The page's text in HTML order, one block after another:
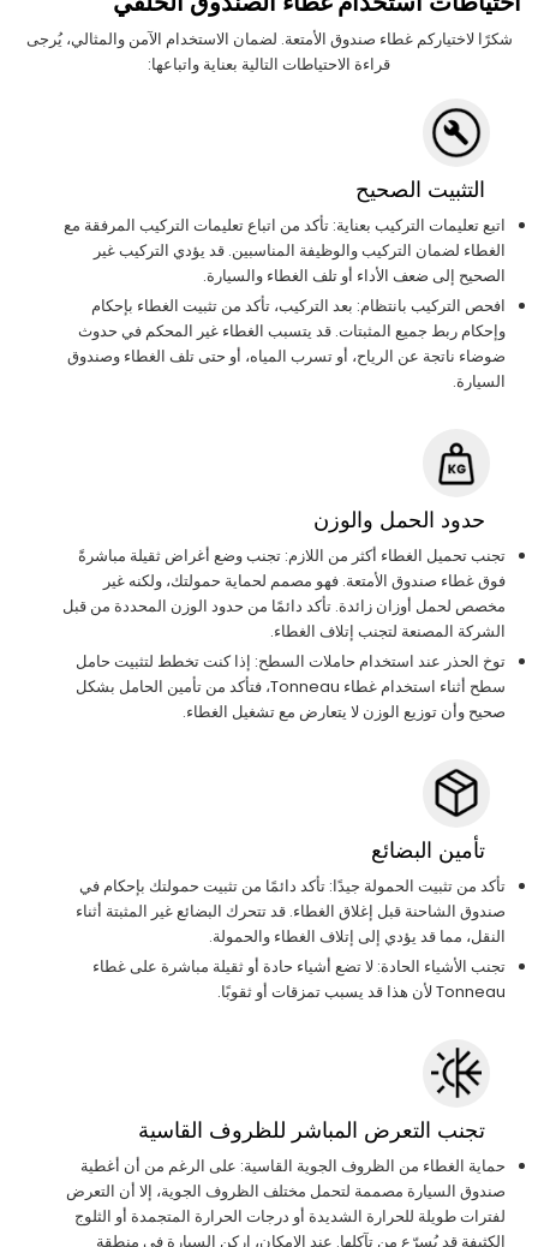
شكرًا لاختياركم غطاء صندوق الأمتعة. لضمان الاستخدام الآمن والمثالي، يُرجى
قراءة الاحتياطات التالية بعناية واتباعها:
التثبيت الصحيح
اتبع تعليمات التركيب بعناية: تأكد من اتباع تعليمات التركيب المرفقة مع
الغطاء لضمان التركيب والوظيفة المناسبين. قد يؤدي التركيب غير
الصحيح إلى ضعف الأداء أو تلف الغطاء والسيارة.
افحص التركيب بانتظام: بعد التركيب، تأكد من تثبيت الغطاء بإحكام
وإحكام ربط جميع المثبتات. قد يتسبب الغطاء غير المحكم في حدوث
ضوضاء ناتجة عن الرياح، أو تسرب المياه، أو حتى تلف الغطاء وصندوق
السيارة.
حدود الحمل والوزن
تجنب تحميل الغطاء أكثر من اللازم: تجنب وضع أغراض ثقيلة مباشرةً
فوق غطاء صندوق الأمتعة. فهو مصمم لحماية حمولتك، ولكنه غير
مخصص لحمل أوزان زائدة. تأكد دائمًا من حدود الوزن المحددة من قبل
الشركة المصنعة لتجنب إتلاف الغطاء.
توخ الحذر عند استخدام حاملات السطح: إذا كنت تخطط لتثبيت حامل
سطح أثناء استخدام غطاء Tonneau، فتأكد من تأمين الحامل بشكل
صحيح وأن توزيع الوزن لا يتعارض مع تشغيل الغطاء.
تأمين البضائع
تأكد من تثبيت الحمولة جيدًا: تأكد دائمًا من تثبيت حمولتك بإحكام في
صندوق الشاحنة قبل إغلاق الغطاء. قد تتحرك البضائع غير المثبتة أثناء
النقل، مما قد يؤدي إلى إتلاف الغطاء والحمولة.
تجنب الأشياء الحادة: لا تضع أشياء حادة أو ثقيلة مباشرة على غطاء
Tonneau لأن هذا قد يسبب تمزقات أو ثقوبًا.
تجنب التعرض المباشر للظروف القاسية
حماية الغطاء من الظروف الجوية القاسية: على الرغم من أن أغطية
صندوق السيارة مصممة لتحمل مختلف الظروف الجوية، إلا أن التعرض
لفترات طويلة للحرارة الشديدة أو درجات الحرارة المتجمدة أو الثلوج
الكثيفة قد يُسرّع من تآكلها. عند الإمكان، اركن السيارة في منطقة